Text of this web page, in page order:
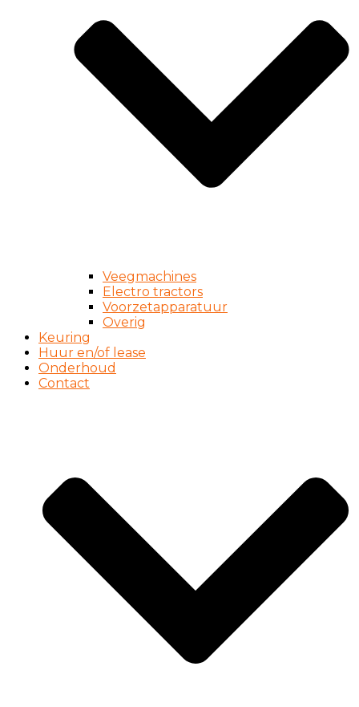
Veegmachines
Electro tractors
Voorzetapparatuur
Overig
Keuring
Huur en/of lease
Onderhoud
Contact